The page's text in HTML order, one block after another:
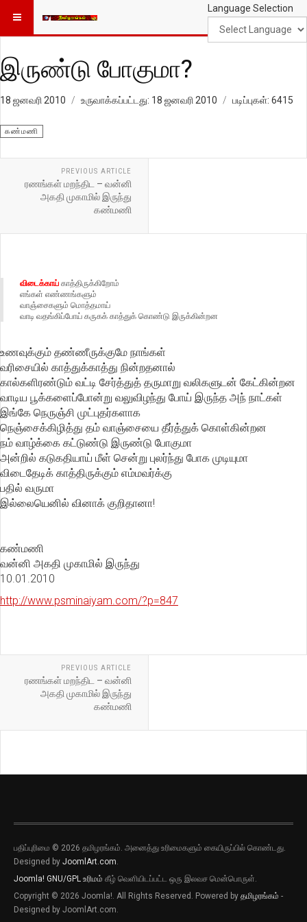
Language Selection
இருண்டு போகுமா?
18 ஜனவரி 2010 உருவாக்கப்பட்டது: 18 ஜனவரி 2010 படிப்புகள்: 6415
கண்மணி
PREVIOUS ARTICLE
ரணங்கள் மறந்திட – வன்னி
அகதி முகாமில் இருந்து
கண்மணி
விடைக்காய் காத்திருக்கிறோம்
எங்கள் எண்ணங்களும்
வாஞ்சைகளும் மொத்தமாய்
வாடி வதங்கிப்போய் கருகக் காத்துக் கொண்டு இருக்கின்றன
உணவுக்கும் தண்ணீருக்குமே நாங்கள்
வரிசையில் காத்துக்காத்து நின்றதனால்
கால்களிரண்டும் வட்டி சேர்த்துத் தருமாறு வலிகளுடன் கேட்கின்றன
வாடிய பூக்களைப்போன்று வலுவிழந்து போய் இருந்த அந் நாட்கள்
இங்கே நெருஞ்சி முட்புதர்களாக
நெஞ்சைக்கிழித்து தம் வாஞ்சையை தீர்த்துக் கொள்கின்றன
நம் வாழ்க்கை கட்டுண்டு இருண்டு போகுமா
அன்றில் கடுகதியாய் மீள் சென்று புலர்ந்து போக முடியுமா
விடைதேடிக் காத்திருக்கும் எம்மவர்க்கு
பதில் வருமா
இல்லையெனில் வினாக் குறிதானா!
கண்மணி
வன்னி அகதி முகாமில் இருந்து
10.01.2010
http://www.psminaiyam.com/?p=847
PREVIOUS ARTICLE
ரணங்கள் மறந்திட – வன்னி
அகதி முகாமில் இருந்து
கண்மணி
பதிப்புரிமை © 2026 தமிழரங்கம். அனைத்து உரிமைகளும் கையிருப்பில் கொண்டது.
Designed by JoomlArt.com.
Joomla! GNU/GPL உரிமம் கீழ் வெளியிடப்பட்ட ஒரு இலவச மென்பொருள்.
Copyright © 2026 Joomla!. All Rights Reserved. Powered by தமிழரங்கம் -
Designed by JoomlArt.com.